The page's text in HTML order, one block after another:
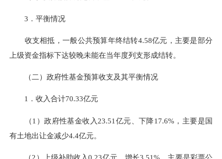
3．平衡情况
收支相抵，一般公共预算年终结转4.58亿元，主要是部分
上级资金指标下达较晚未能在当年度列支形成结转。
（二）政府性基金预算收支及其平衡情况
1．收入合计70.33亿元
（1）政府性基金收入23.51亿元、下降17.6%，主要是国
有土地出让金减少4.4亿元。
（2）上级补助收入0.23亿元、增长3.51%，主要是彩票公